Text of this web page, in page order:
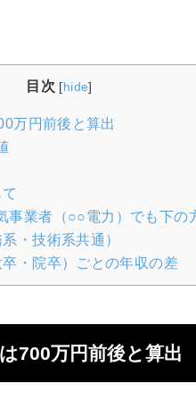
目次 [hide]
万円前後と算出
事業者（○○電力）でも下の
・技術系共通）
・院卒）ごとの年収の差
700万円前後と算出